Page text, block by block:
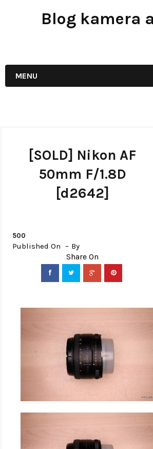
Blog kamera
MENU
[SOLD] Nikon AF
50mm F/1.8D
[d2642]
500
Published On By